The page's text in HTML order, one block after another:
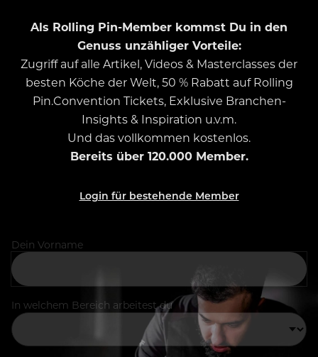
Als Rolling Pin-Member kommst Du in den
Genuss unzähliger Vorteile:
Zugriff auf alle Artikel, Videos & Masterclasses der
besten Köche der Welt, 50 % Rabatt auf Rolling
Pin.Convention Tickets, Exklusive Branchen-
Insights & Inspiration u.v.m.
Und das vollkommen kostenlos.
Bereits über 120.000 Member.
Login für bestehende Member
Dein Vorname
In welchem Bereich arbeitest du